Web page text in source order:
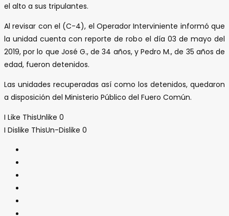
el alto a sus tripulantes.
Al revisar con el (C-4), el Operador Interviniente informó que
la unidad cuenta con reporte de robo el día 03 de mayo del
2019, por lo que José G., de 34 años, y Pedro M., de 35 años de
edad, fueron detenidos.
Las unidades recuperadas así como los detenidos, quedaron
a disposición del Ministerio Público del Fuero Común.
I Like ThisUnlike 0
I Dislike ThisUn-Dislike 0